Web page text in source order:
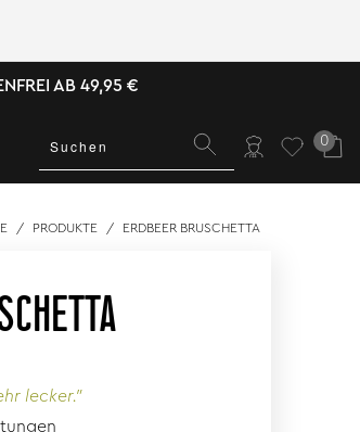
AB 49,95 €
0
/ PRODUKTE / ERDBEER BRUSCHETTA
lecker."